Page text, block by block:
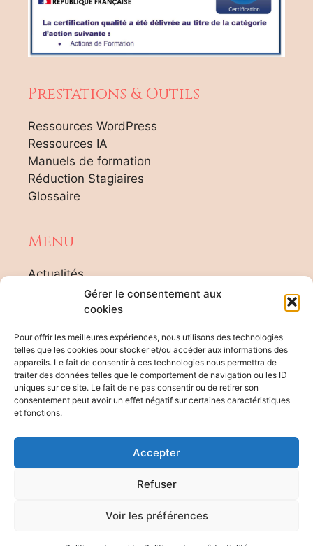
Gérer le consentement aux
cookies
Pour offrir les meilleures expériences, nous utilisons des technologies
telles que les cookies pour stocker et/ou accéder aux informations des
appareils. Le fait de consentir à ces technologies nous permettra de
traiter des données telles que le comportement de navigation ou les ID
uniques sur ce site. Le fait de ne pas consentir ou de retirer son
consentement peut avoir un effet négatif sur certaines caractéristiques
et fonctions.
Accepter
Refuser
Voir les préférences
Prestations & Outils
Ressources WordPress
Ressources IA
Manuels de formation
Réduction Stagiaires
Glossaire
Menu
Actualités
Agenda Formateur
Plan du site
Rgpd
Evaluation des risques
Accueil des apprenants